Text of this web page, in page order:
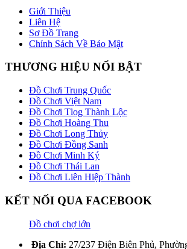
Giới Thiệu
Liên Hệ
Sơ Đồ Trang
Chính Sách Về Bảo Mật
THƯƠNG HIỆU NỔI BẬT
Đồ Chơi Trung Quốc
Đồ Chơi Việt Nam
Đồ Chơi Tlog Thành Lộc
Đồ Chơi Hoàng Thu
Đồ Chơi Long Thủy
Đồ Chơi Đồng Sanh
Đồ Chơi Minh Ký
Đồ Chơi Thái Lan
Đồ Chơi Liên Hiệp Thành
KẾT NỐI QUA FACEBOOK
Đồ chơi chợ lớn
Địa Chỉ: 27/237 Điện Biên Phủ,